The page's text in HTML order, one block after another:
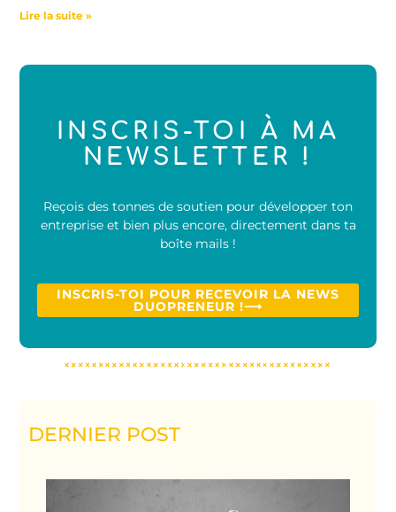
Lire la suite »
INSCRIS-TOI À MA
NEWSLETTER !
Reçois des tonnes de soutien pour développer ton
entreprise et bien plus encore, directement dans ta
boîte mails !
INSCRIS-TOI POUR RECEVOIR LA NEWS
DUOPRENEUR !⟶
DERNIER POST